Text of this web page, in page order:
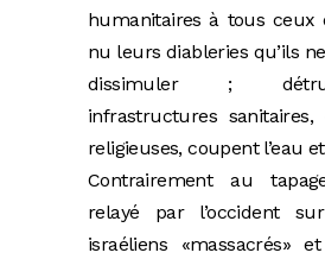
humanitaires à tous ceux
nu leurs diableries qu’ils
dissimuler ;
infrastructures sanitaires,
religieuses, coupent l’eau
Contrairement au
relayé par l’occident
israéliens «massacrés»